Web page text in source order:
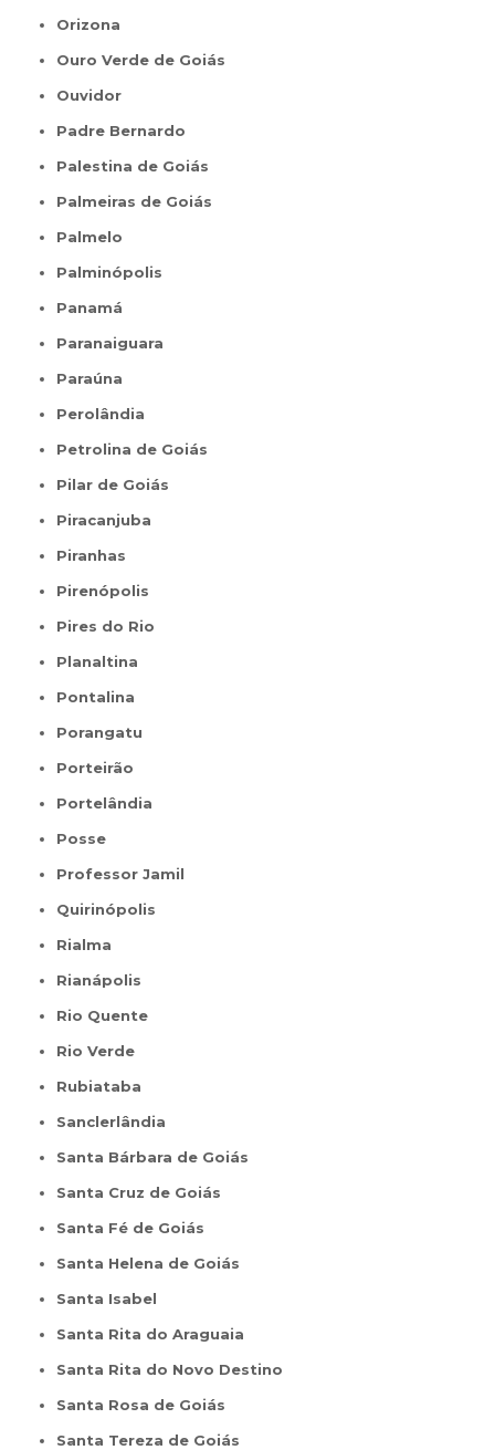
Orizona
Ouro Verde de Goiás
Ouvidor
Padre Bernardo
Palestina de Goiás
Palmeiras de Goiás
Palmelo
Palminópolis
Panamá
Paranaiguara
Paraúna
Perolândia
Petrolina de Goiás
Pilar de Goiás
Piracanjuba
Piranhas
Pirenópolis
Pires do Rio
Planaltina
Pontalina
Porangatu
Porteirão
Portelândia
Posse
Professor Jamil
Quirinópolis
Rialma
Rianápolis
Rio Quente
Rio Verde
Rubiataba
Sanclerlândia
Santa Bárbara de Goiás
Santa Cruz de Goiás
Santa Fé de Goiás
Santa Helena de Goiás
Santa Isabel
Santa Rita do Araguaia
Santa Rita do Novo Destino
Santa Rosa de Goiás
Santa Tereza de Goiás